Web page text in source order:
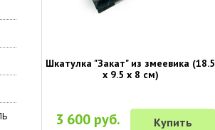
Шкатулка "Закат" из змеевика (18.5
х 9.5 х 8 см)
3 600 руб. Купить